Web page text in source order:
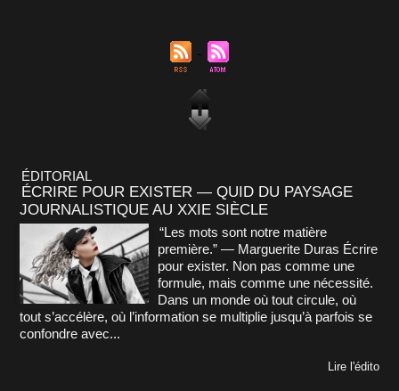
ÉDITORIAL
ÉCRIRE POUR EXISTER — QUID DU PAYSAGE
JOURNALISTIQUE AU XXIE SIÈCLE
“Les mots sont notre matière
première.” — Marguerite Duras Écrire
pour exister. Non pas comme une
formule, mais comme une nécessité.
Dans un monde où tout circule, où
tout s’accélère, où l’information se multiplie jusqu’à parfois se
confondre avec...
Lire l'édito